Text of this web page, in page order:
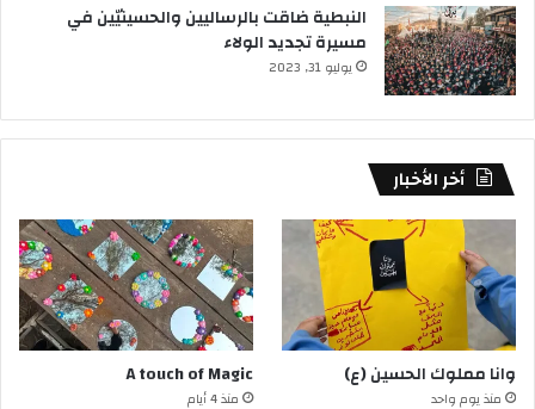
النبطية ضاقت بالرساليين والحسينيّين في
مسيرة تجديد الولاء
يوليو 31, 2023
أخر الأخبار
وانا مملوك الحسين (ع)
منذ يوم واحد
A touch of Magic
منذ 4 أيام